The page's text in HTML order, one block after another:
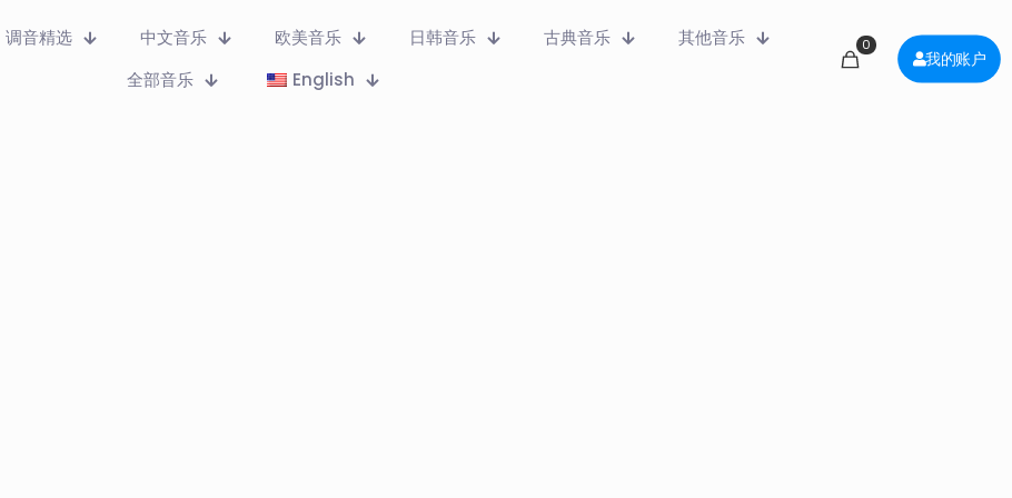
调音精选 中文音乐 欧美音乐 日韩音乐 古典音乐
其他音乐
全部音乐
English
0
我的账户